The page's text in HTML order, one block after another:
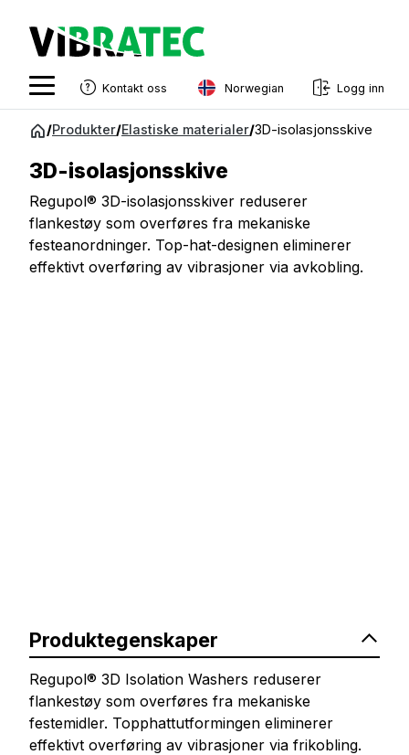
innhold
Kontakt oss Norwegian
French
Estonian
Logg inn
/Produkter/Elastiske materialer/3D-isolasjonsskive
3D-isolasjonsskive
Regupol® 3D-isolasjonsskiver reduserer
flankestøy som overføres fra mekaniske
festeanordninger. Top-hat-designen eliminerer
effektivt overføring av vibrasjoner via avkobling.
Produktegenskaper
Regupol® 3D Isolation Washers reduserer
flankestøy som overføres fra mekaniske
festemidler. Topphattutformingen eliminerer
effektivt overføring av vibrasjoner via frikobling.